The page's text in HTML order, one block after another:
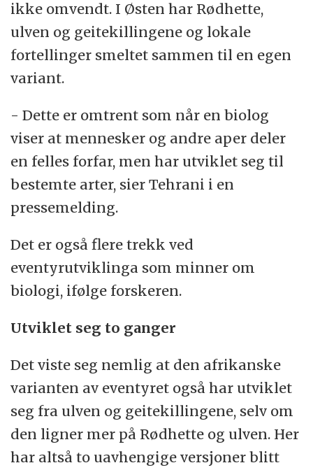
ikke omvendt. I Østen har Rødhette,
ulven og geitekillingene og lokale
fortellinger smeltet sammen til en egen
variant.
- Dette er omtrent som når en biolog
viser at mennesker og andre aper deler
en felles forfar, men har utviklet seg til
bestemte arter, sier Tehrani i en
pressemelding.
Det er også flere trekk ved
eventyrutviklinga som minner om
biologi, ifølge forskeren.
Utviklet seg to ganger
Det viste seg nemlig at den afrikanske
varianten av eventyret også har utviklet
seg fra ulven og geitekillingene, selv om
den ligner mer på Rødhette og ulven. Her
har altså to uavhengige versjoner blitt